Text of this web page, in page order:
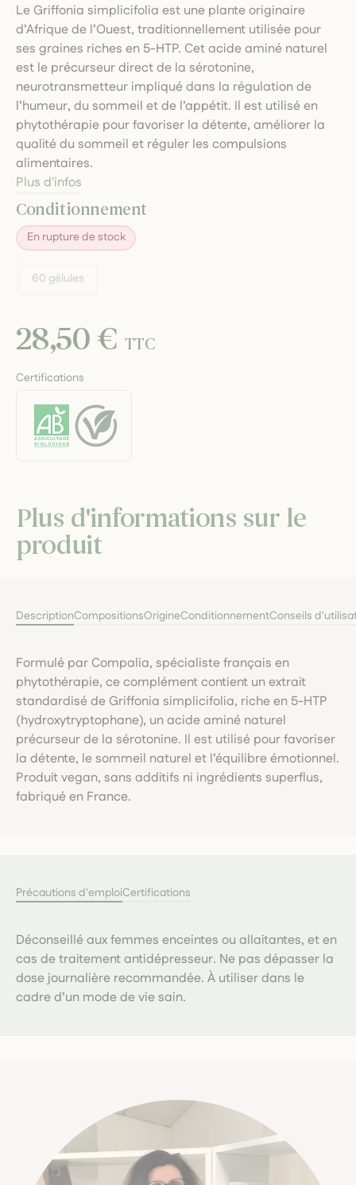
Le Griffonia simplicifolia est une plante originaire
d’Afrique de l’Ouest, traditionnellement utilisée pour
ses graines riches en 5-HTP. Cet acide aminé naturel
est le précurseur direct de la sérotonine,
neurotransmetteur impliqué dans la régulation de
l’humeur, du sommeil et de l’appétit. Il est utilisé en
phytothérapie pour favoriser la détente, améliorer la
qualité du sommeil et réguler les compulsions
alimentaires.
Plus d'infos
Conditionnement
En rupture de stock
60 gélules
28,50 €TTC
Certifications
Plus d'informations sur le
produit
DescriptionCompositionsOrigineConditionnementConseils
Formulé par Compalia, spécialiste français en
phytothérapie, ce complément contient un extrait
standardisé de Griffonia simplicifolia, riche en 5-HTP
(hydroxytryptophane), un acide aminé naturel
précurseur de la sérotonine. Il est utilisé pour favoriser
la détente, le sommeil naturel et l’équilibre émotionnel.
Produit vegan, sans additifs ni ingrédients superflus,
fabriqué en France.
Précautions d'emploiCertifications
Déconseillé aux femmes enceintes ou allaitantes, et en
cas de traitement antidépresseur. Ne pas dépasser la
dose journalière recommandée. À utiliser dans le
cadre d’un mode de vie sain.